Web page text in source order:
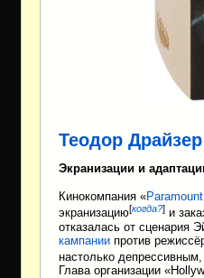
Теодор
Экранизации и
Кинокомпания «
экранизацию[когда?] и
отказалась от сценария
кампании против
настолько
Глава организации